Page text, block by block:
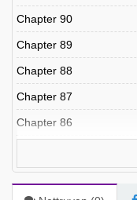
Chapter 90
Chapter 89
Chapter 88
Chapter 87
Chapter 86
Chapter 84